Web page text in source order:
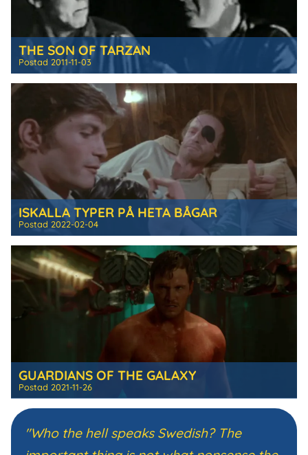
THE SON OF TARZAN
Postad 2011-11-03
ISKALLA TYPER PÅ HETA BÅGAR
Postad 2022-02-04
GUARDIANS OF THE GALAXY
Postad 2021-11-26
"Who the hell speaks Swedish? The